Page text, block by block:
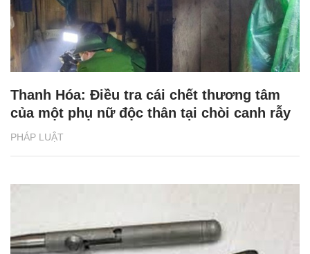
PHÁP LUẬT
Thanh Hóa: Điều tra cái chết thương tâm
của một phụ nữ độc thân tại chòi canh rẫy